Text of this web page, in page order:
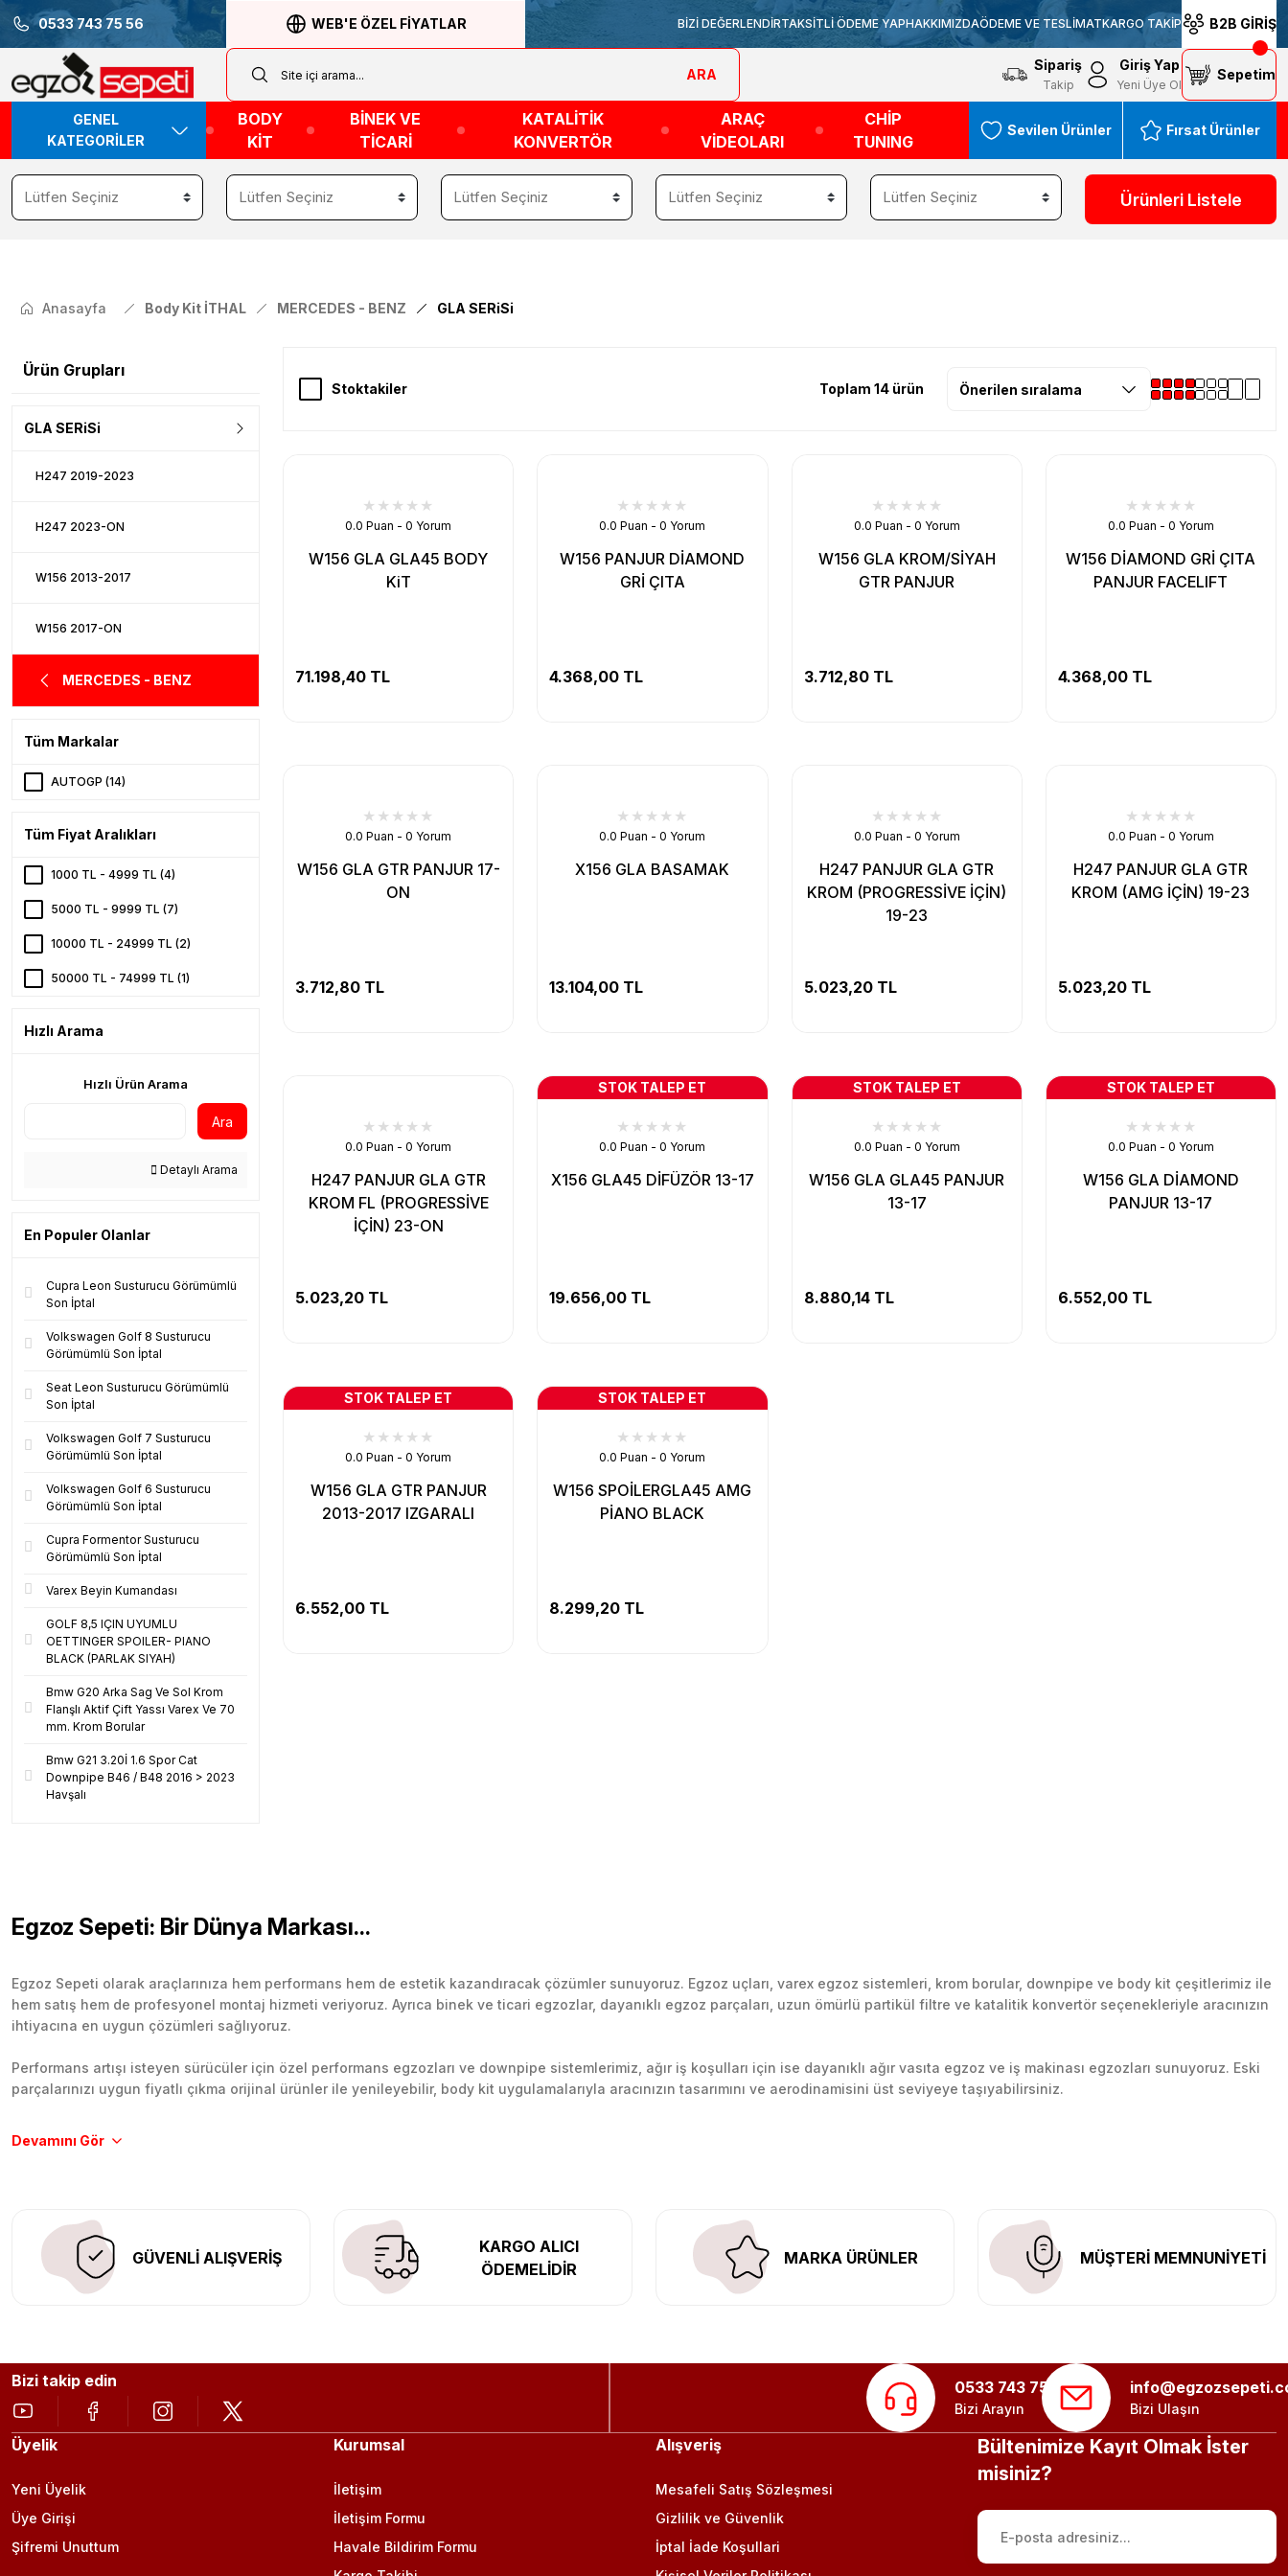
0533 743 75 56 WEB'E ÖZEL FİYATLAR BİZİ DEĞERLENDİRTAKSİTLİ ÖDEME YAPHAKKIMIZDAÖDEME VE TESLİMATKARGO TAKİP B2B GİRİŞ
ARA
Sipariş
Takip
Giriş Yap
Yeni Üye Ol
Sepetim
GENEL
KATEGORİLER
BODY
KİT
BİNEK VE
TİCARİ
KATALİTİK
KONVERTÖR
ARAÇ
VİDEOLARI
CHİP
TUNING
Sevilen Ürünler Fırsat Ürünler
Ürünleri Listele
Anasayfa Body Kit İTHAL MERCEDES - BENZ GLA SERiSi
Ürün Grupları
GLA SERiSi
H247 2019-2023
H247 2023-ON
W156 2013-2017
W156 2017-ON
MERCEDES - BENZ
Tüm Markalar
AUTOGP (14)
Tüm Fiyat Aralıkları
1000 TL - 4999 TL (4)
5000 TL - 9999 TL (7)
10000 TL - 24999 TL (2)
50000 TL - 74999 TL (1)
Hızlı Arama
Hızlı Ürün Arama
Ara
Detaylı Arama
En Populer Olanlar
Cupra Leon Susturucu Görümümlü
Son İptal
Volkswagen Golf 8 Susturucu
Görümümlü Son İptal
Seat Leon Susturucu Görümümlü
Son İptal
Volkswagen Golf 7 Susturucu
Görümümlü Son İptal
Volkswagen Golf 6 Susturucu
Görümümlü Son İptal
Cupra Formentor Susturucu
Görümümlü Son İptal
Varex Beyin Kumandası
GOLF 8,5 IÇIN UYUMLU
OETTINGER SPOILER- PIANO
BLACK (PARLAK SIYAH)
Bmw G20 Arka Sag Ve Sol Krom
Flanşlı Aktif Çift Yassı Varex Ve 70
mm. Krom Borular
Bmw G21 3.20İ 1.6 Spor Cat
Downpipe B46 / B48 2016 > 2023
Havşalı
Stoktakiler Toplam 14 ürün
0.0 Puan - 0 Yorum
W156 GLA GLA45 BODY
KiT
71.198,40 TL
0.0 Puan - 0 Yorum
W156 PANJUR DİAMOND
GRİ ÇITA
4.368,00 TL
0.0 Puan - 0 Yorum
W156 GLA KROM/SİYAH
GTR PANJUR
3.712,80 TL
0.0 Puan - 0 Yorum
W156 DİAMOND GRİ ÇITA
PANJUR FACELIFT
4.368,00 TL
0.0 Puan - 0 Yorum
W156 GLA GTR PANJUR 17-
ON
3.712,80 TL
0.0 Puan - 0 Yorum
X156 GLA BASAMAK
13.104,00 TL
0.0 Puan - 0 Yorum
H247 PANJUR GLA GTR
KROM (PROGRESSİVE İÇİN)
19-23
5.023,20 TL
0.0 Puan - 0 Yorum
H247 PANJUR GLA GTR
KROM (AMG İÇİN) 19-23
5.023,20 TL
0.0 Puan - 0 Yorum
H247 PANJUR GLA GTR
KROM FL (PROGRESSİVE
İÇİN) 23-ON
5.023,20 TL
STOK TALEP ET
0.0 Puan - 0 Yorum
X156 GLA45 DİFÜZÖR 13-17
19.656,00 TL
STOK TALEP ET
0.0 Puan - 0 Yorum
W156 GLA GLA45 PANJUR
13-17
8.880,14 TL
STOK TALEP ET
0.0 Puan - 0 Yorum
W156 GLA DİAMOND
PANJUR 13-17
6.552,00 TL
STOK TALEP ET
0.0 Puan - 0 Yorum
W156 GLA GTR PANJUR
2013-2017 IZGARALI
6.552,00 TL
STOK TALEP ET
0.0 Puan - 0 Yorum
W156 SPOİLERGLA45 AMG
PİANO BLACK
8.299,20 TL
Egzoz Sepeti: Bir Dünya Markası...
Egzoz Sepeti olarak araçlarınıza hem performans hem de estetik kazandıracak çözümler sunuyoruz. Egzoz uçları, varex egzoz sistemleri, krom borular, downpipe ve body kit çeşitlerimiz ile
hem satış hem de profesyonel montaj hizmeti veriyoruz. Ayrıca binek ve ticari egzozlar, dayanıklı egzoz parçaları, uzun ömürlü partikül filtre ve katalitik konvertör seçenekleriyle aracınızın
ihtiyacına en uygun çözümleri sağlıyoruz.
Performans artışı isteyen sürücüler için özel performans egzozları ve downpipe sistemlerimiz, ağır iş koşulları için ise dayanıklı ağır vasıta egzoz ve iş makinası egzozları sunuyoruz. Eski
parçalarınızı uygun fiyatlı çıkma orijinal ürünler ile yenileyebilir, body kit uygulamalarıyla aracınızın tasarımını ve aerodinamisini üst seviyeye taşıyabilirsiniz.
Tüm ürünlerimiz orijinal, dayanıklı ve uzun ömürlüdür. İstanbul’daki montaj merkezimizde profesyonel montaj yapıyor, Türkiye’nin her yerine güvenli kargo ile teslimat gerçekleştiriyoruz.
GÜVENLİ ALIŞVERİŞ
KARGO ALICI
ÖDEMELİDİR
MARKA ÜRÜNLER MÜŞTERİ MEMNUNİYETİ
Bizi takip edin 0533 743 75 56
Bizi Arayın Bizi Ulaşın
Üyelik
Yeni Üyelik
Üye Girişi
Şifremi Unuttum
Kurumsal
İletişim
İletişim Formu
Havale Bildirim Formu
Alışveriş
Mesafeli Satış Sözleşmesi
Gizlilik ve Güvenlik
İptal İade Koşullari
Bültenimize Kayıt Olmak İster
misiniz?